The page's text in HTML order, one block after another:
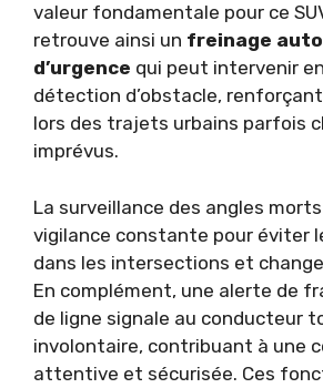
valeur fondamentale pour ce
retrouve ainsi un freinage
d’urgence qui peut intervenir
détection d’obstacle,
lors des trajets urbains parfois
imprévus.
La surveillance des angles
vigilance constante pour éviter
dans les intersections et
En complément, une alerte de
de ligne signale au conducteur
involontaire, contribuant à une
attentive et sécurisée. Ces